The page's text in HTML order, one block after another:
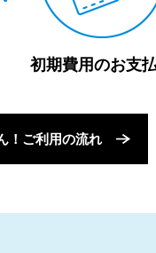
初期費用のお支
！ご利用の流れ